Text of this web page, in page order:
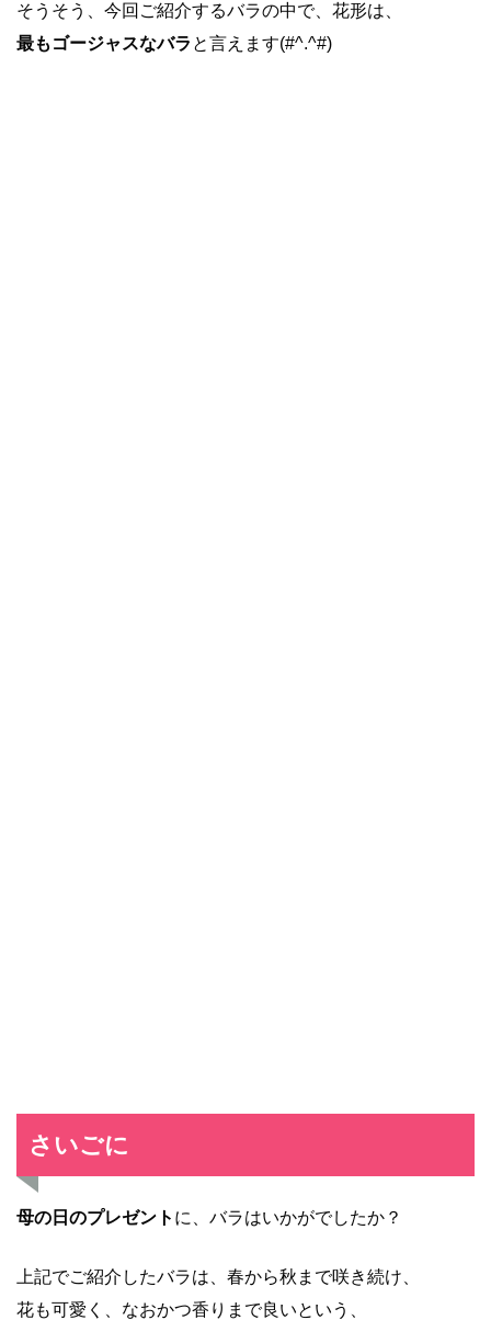
そうそう、今回ご紹介するバラの中で、花形は、
最もゴージャスなバラ と言えます(#^.^#)
さいごに
母の日のプレゼント に、バラはいかがでしたか？
上記でご紹介したバラは、春から秋まで咲き続け、
花も可愛く、なおかつ香りまで良いという、